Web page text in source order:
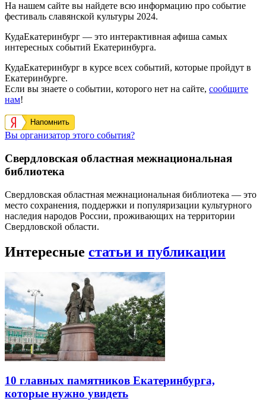
На нашем сайте вы найдете всю информацию про событие
фестиваль славянской культуры 2024.
КудаЕкатеринбург — это интерактивная афиша самых
интересных событий Екатеринбурга.
КудаЕкатеринбург в курсе всех событий, которые пройдут в
Екатеринбурге.
Если вы знаете о событии, которого нет на сайте, сообщите
нам!
Напомнить
Вы организатор этого события?
Свердловская областная межнациональная
библиотека
Свердловская областная межнациональная библиотека — это
место сохранения, поддержки и популяризации культурного
наследия народов России, проживающих на территории
Свердловской области.
Интересные статьи и публикации
10 главных памятников Екатеринбурга,
которые нужно увидеть